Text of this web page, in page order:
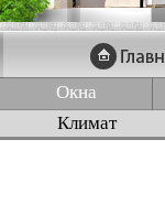
Окна
Климат